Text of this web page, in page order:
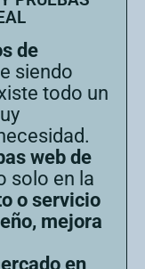
de
siendo
todo un
web de
solo en la
o servicio
mejora
en